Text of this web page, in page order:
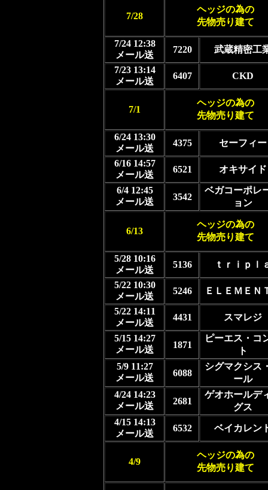
7/28
ヘッジの為の
先物売り建て
7/24 12:38
メール送
7220
武蔵精密工
7/23 13:14
メール送
6407 CKD
7/1
ヘッジの為の
先物売り建て
6/24 13:30
メール送
4375
セーフィー
6/16 14:57
メール送
6521 オキサイド
6/4 12:45
メール送
3542
ベガコーポレ
ョン
6/13
ヘッジの為の
先物売り建て
5/28 10:16
メール送
5136
ｔｒｉｐｌ
5/22 10:30
メール送
5246
ＥＬＥＭＥＮ
5/22 14:11
メール送
4431 スマレジ
5/15 14:27
メール送
1871
ピーエス・コ
ト
5/9 11:27
メール送
6088
シグマクシス
ール
4/24 14:23
メール送
2681
ゲオホールデ
グス
4/15 14:13
メール送
6532 ベイカレン
4/9
ヘッジの為の
先物売り建て